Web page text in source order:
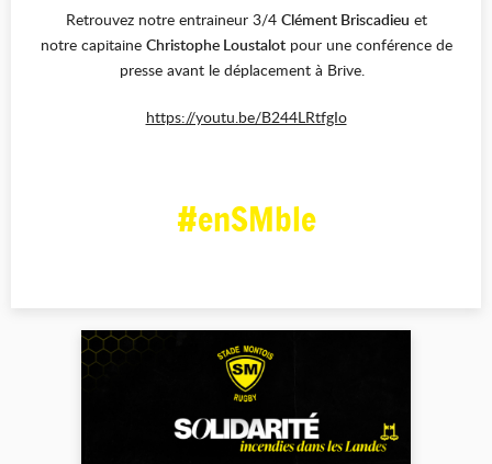
Retrouvez notre entraineur 3/4 Clément Briscadieu et
notre capitaine Christophe Loustalotpour une conférence de
presse avant le déplacement à Brive.
https://youtu.be/B244LRtfgIo
#enSMble